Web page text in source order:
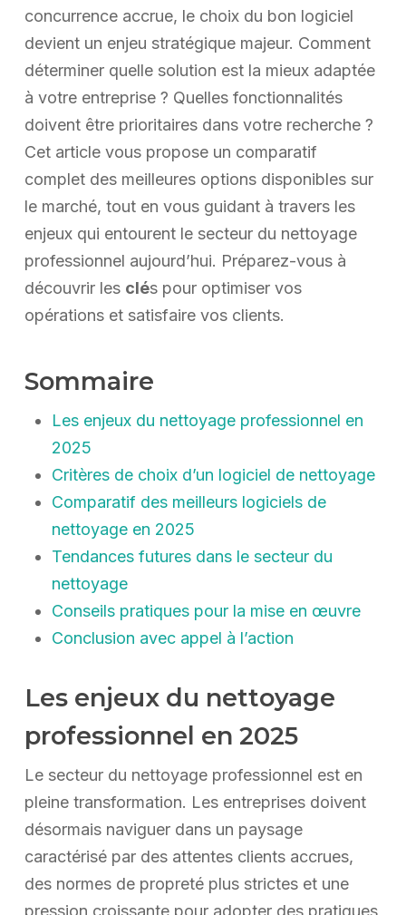
concurrence accrue, le choix du bon logiciel
devient un enjeu stratégique majeur. Comment
déterminer quelle solution est la mieux adaptée
à votre entreprise ? Quelles fonctionnalités
doivent être prioritaires dans votre recherche ?
Cet article vous propose un comparatif
complet des meilleures options disponibles sur
le marché, tout en vous guidant à travers les
enjeux qui entourent le secteur du nettoyage
professionnel aujourd’hui. Préparez-vous à
découvrir les clés pour optimiser vos
opérations et satisfaire vos clients.
Sommaire
Les enjeux du nettoyage professionnel en
2025
Critères de choix d’un logiciel de nettoyage
Comparatif des meilleurs logiciels de
nettoyage en 2025
Tendances futures dans le secteur du
nettoyage
Conseils pratiques pour la mise en œuvre
Conclusion avec appel à l’action
Les enjeux du nettoyage
professionnel en 2025
Le secteur du nettoyage professionnel est en
pleine transformation. Les entreprises doivent
désormais naviguer dans un paysage
caractérisé par des attentes clients accrues,
des normes de propreté plus strictes et une
pression croissante pour adopter des pratiques